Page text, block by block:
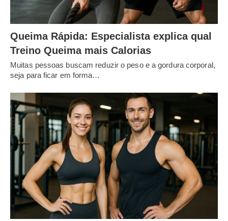
Queima Rápida: Especialista explica qual
Treino Queima mais Calorias
Muitas pessoas buscam reduzir o peso e a gordura corporal,
seja para ficar em forma…